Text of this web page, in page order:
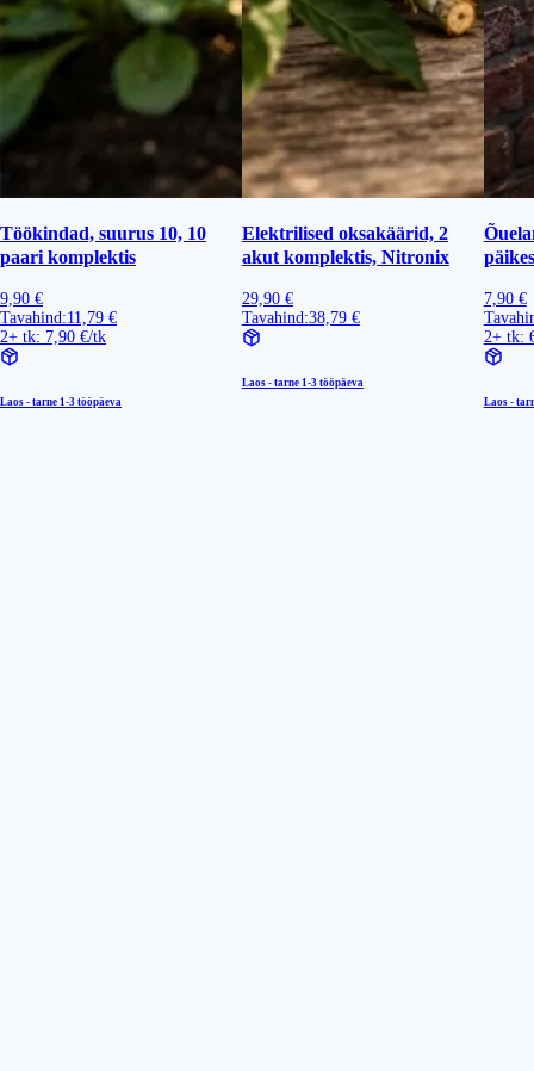
Töökindad, suurus 10, 10
paari komplektis
9,90 €
Tavahind:11,79 €
2+ tk: 7,90 €/tk
Laos - tarne 1-3 tööpäeva
Elektrilised oksakäärid, 2
akut komplektis, Nitronix
29,90 €
Tavahind:38,79 €
Laos - tarne 1-3 tööpäeva
7,90 €
2+ tk:
Laos -